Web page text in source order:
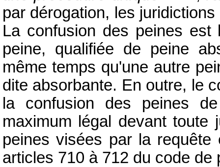
par dérogation, les
La confusion des peines est
peine, qualifiée de peine
même temps qu'une autre
dite absorbante. En outre, le
la confusion des peines
maximum légal devant toute
peines visées par la
articles 710 à 712 du code de